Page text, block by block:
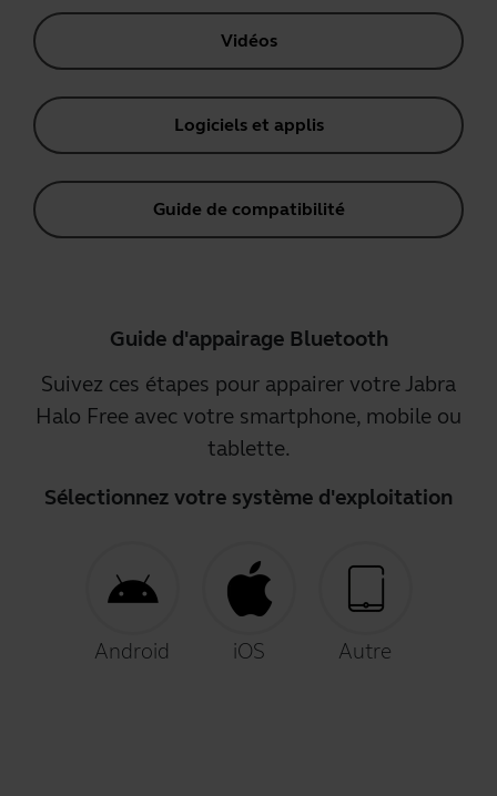
Vidéos
Logiciels et applis
Guide de compatibilité
Guide d'appairage Bluetooth
Suivez ces étapes pour appairer votre Jabra
Halo Free avec votre smartphone, mobile ou
tablette.
Sélectionnez votre système d'exploitation
Android iOS Autre